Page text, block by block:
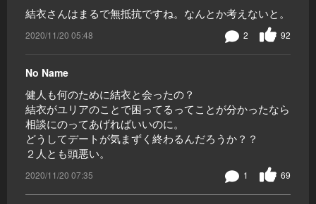
結衣さんはまるで無抵抗ですね。なんとか考えないと。
2020/11/20 05:48 92
2
No Name
健人も何のために結衣と会ったの？
結衣がユリアのことで困ってるってことが分かったなら
相談にのってあげればいいのに。
どうしてデートが気まずく終わるんだろうか？？
２人とも頭悪い。
2020/11/20 07:35 69
1